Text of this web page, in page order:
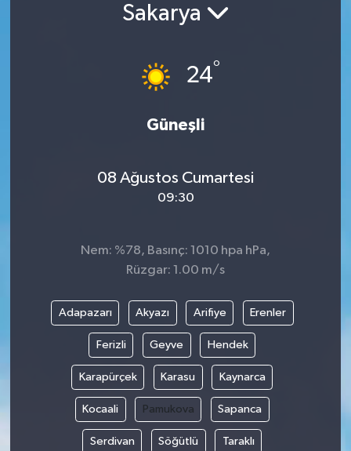
Sakarya
24°
Güneşli
08 Ağustos Cumartesi
09:30
Nem: %78, Basınç: 1010 hpa hPa,
Rüzgar: 1.00 m/s
Adapazarı Akyazı Arifiye Erenler
Ferizli Geyve Hendek
Karapürçek Karasu Kaynarca
Kocaali Pamukova Sapanca
Serdivan Söğütlü Taraklı